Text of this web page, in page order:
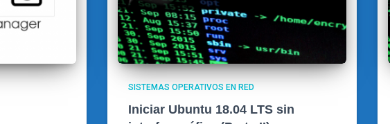
SISTEMAS OPERATIVOS EN RED
Iniciar Ubuntu 18.04 LTS sin